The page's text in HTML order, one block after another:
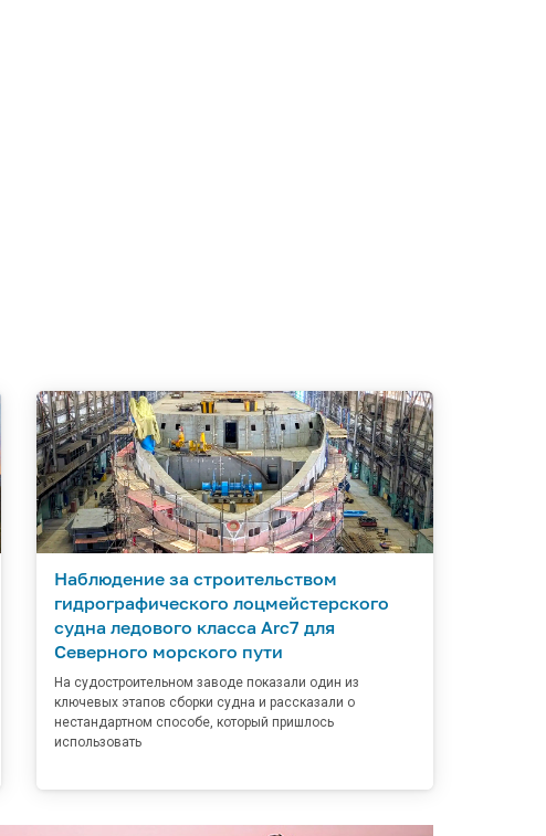
Наблюдение за строительством
гидрографического лоцмейстерского
судна ледового класса Arc7 для
Северного морского пути
На судостроительном заводе показали один из
ключевых этапов сборки судна и рассказали о
нестандартном способе, который пришлось
использовать